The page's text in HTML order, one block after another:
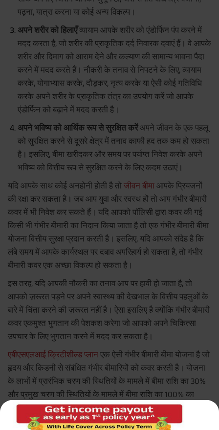
पढ़ना, यात्रा करना या कोई अन्य विकल्प।
अपने शरीर को हिलाएँव्यायाम आपके शरीर को एंडोर्फिन पंप करने में
मदद करता है, जो शरीर की प्राकृतिक दर्द निवारक दवाएं हैं। वे आपके
शरीर और दिमाग को आराम देने और कल्याण की सामान्य भावना पैदा
करने में मदद करते हैं। नौकरी के तनाव से निपटने के लिए, व्यायाम
करके, योगाभ्यास करके, दौड़कर, नृत्य करके या ऐसी कोई गतिविधि
करके अपने शरीर के प्राकृतिक तंत्र का उपयोग करें जो आपके
एंडोर्फिन को बढ़ाने में मदद करती है।
अपने भविष्य को आर्थिक रूप से सुरक्षित करेंअपने जीवन के एक पहलू
को सुरक्षित करने से दूसरे क्षेत्र में तनाव काफी हद तक कम हो सकता
है। इसलिए, बीमा खरीदकर और समय पर पर्याप्त निवेश करके अपने
भविष्य को वित्तीय रूप से सुरक्षित करने के लिए कदम उठाएं।
यदि आपके साथ कोई अनहोनी होती है तो जीवन बीमा आपके प्रियजनों
की रक्षा कर सकता है। जब आप युवा और स्वस्थ हों तो आप गंभीर बीमारी
कवर में भी निवेश कर सकते हैं। यदि आपको पॉलिसी द्वारा कवर की गई
किसी भी गंभीर बीमारी का निदान किया जाता है तो एक गंभीर बीमारी बीमा
योजना वित्तीय सुरक्षा प्रदान करती है। इसलिए, यदि आपको संदेह है कि
लंबे समय में आपके कार्यस्थल पर दबाव अपरिहार्य हो सकता है, तो गंभीर
बीमारी कवर एक अच्छा विकल्प हो सकता है।
इस तरह, यदि आपकी नौकरी का तनाव आप पर हावी हो जाता है, तो
आपको ज़रूरत पड़ने पर अपने स्वास्थ्य की देखभाल के वित्तीय पहलुओं के
बारे में चिंता करने की ज़रूरत नहीं है। ऐसा इसलिए है क्योंकि गंभीर बीमारी
कवर एकमुश्त भुगतान की पेशकश करेगा जो आपको अपने चिकित्सा
उपचार के लिए भुगतान करने में मदद कर सकता है।
एबीएसएलआई क्रिटीशील्ड प्लान एक ऐसी गंभीर बीमारी बीमा योजना है जो
हृदय और किडनी से संबंधित गंभीर बीमारियों को कवर करती है। योजना
के लाभों में प्रारंभिक चरण की स्थितियों के मामले में बीमा राशि का 30%
और प्रमुख चरण की स्थितियों के मामले में बीमा राशि का 100% का
भुगतान शामिल है।
जब आपको इसकी आवश्यकता हो तो ब्रेक लेंयदि आपको लगता है कि